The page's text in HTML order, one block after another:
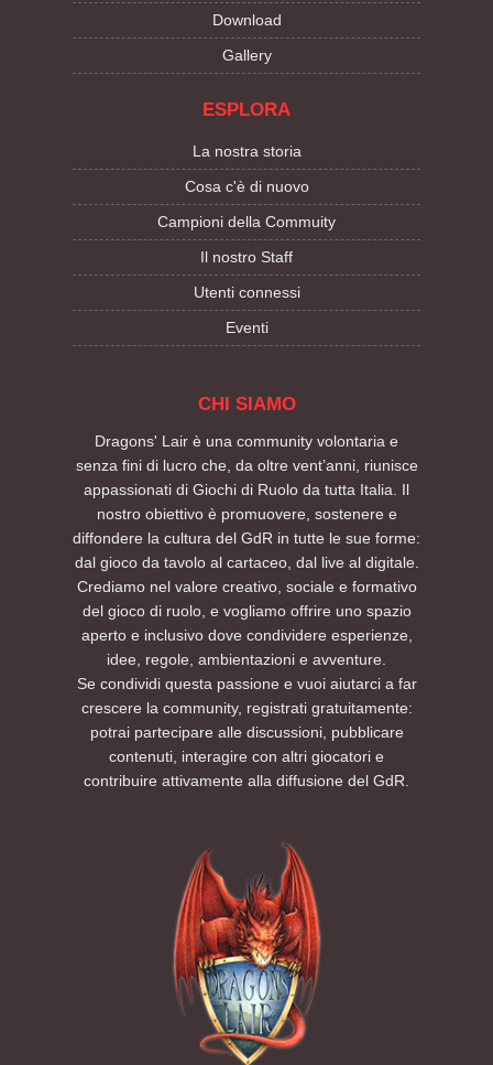
Download
Gallery
ESPLORA
La nostra storia
Cosa c'è di nuovo
Campioni della Commuity
Il nostro Staff
Utenti connessi
Eventi
CHI SIAMO
Dragons' Lair è una community volontaria e
senza fini di lucro che, da oltre vent’anni, riunisce
appassionati di Giochi di Ruolo da tutta Italia. Il
nostro obiettivo è promuovere, sostenere e
diffondere la cultura del GdR in tutte le sue forme:
dal gioco da tavolo al cartaceo, dal live al digitale.
Crediamo nel valore creativo, sociale e formativo
del gioco di ruolo, e vogliamo offrire uno spazio
aperto e inclusivo dove condividere esperienze,
idee, regole, ambientazioni e avventure.
Se condividi questa passione e vuoi aiutarci a far
crescere la community, registrati gratuitamente:
potrai partecipare alle discussioni, pubblicare
contenuti, interagire con altri giocatori e
contribuire attivamente alla diffusione del GdR.